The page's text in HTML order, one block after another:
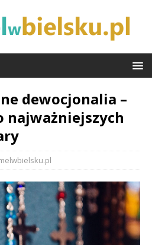
dewocjonalia –
najważniejszych